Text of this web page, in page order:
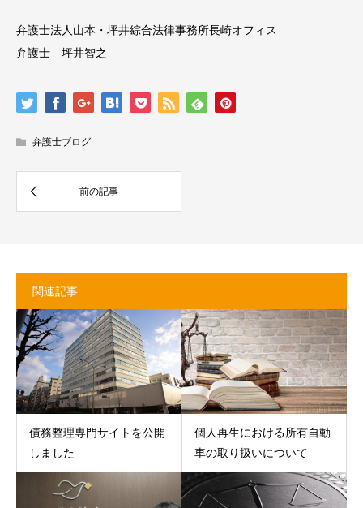
弁護士法人山本・坪井綜合法律事務所長崎オフィス
弁護士 坪井智之
弁護士ブログ
関連記事
債務整理専門サイトを公開
しました
個人再生における所有自動
車の取り扱いについて